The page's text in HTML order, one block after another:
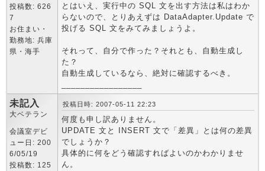
投稿数: 626
7
お住まい・
勤務地: 兵庫
県・海手
とはいえ、実行中の SQL 文を出す方法は私はわか
らないので、とりあえずは DataAdapter.Update で
投げる SQL 文をみてみましょうよ。
それって、自分で作った？それとも、自動生成し
た？
自動生成しているなら、絶対に確認するべき。
未記入
大ベテラン
会議室デビ
ュー日: 200
6/05/19
投稿数: 125
投稿日時: 2007-05-11 22:23
何度も申し訳ありません。
UPDATE 文と INSERT 文で「差異」とは何の差異
でしょうか？
具体的に何をどう確認すればよいのかわかりませ
ん。